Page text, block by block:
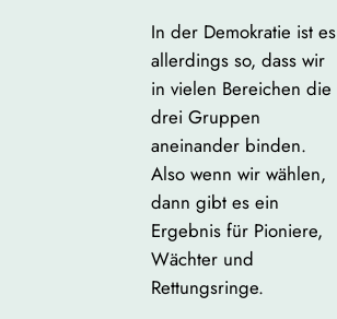
In der Demokratie ist es
allerdings so, dass wir
in vielen Bereichen die
drei Gruppen
aneinander binden.
Also wenn wir wählen,
dann gibt es ein
Ergebnis für Pioniere,
Wächter und
Rettungsringe.